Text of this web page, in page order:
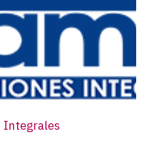
Integrales